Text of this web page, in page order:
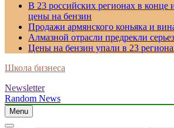
В 23 российских регионах в конце
цены на бензин
Продажи армянского коньяка и
Алмазной отрасли предрекли
Цены на бензин упали в 23
Школа бизнеса
Newsletter
Random News
Menu